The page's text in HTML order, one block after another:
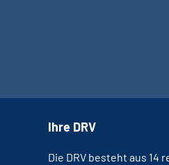
Ihre DRV
Die DRV besteht aus 14